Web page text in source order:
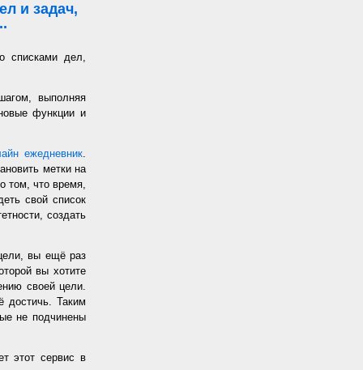
и задач,
списками дел,
выполняя
функции и
ежедневник.
метки на
том, что время,
свой список
создать
вы ещё раз
вы хотите
своей цели.
достичь. Таким
не подчинены
этот сервис в